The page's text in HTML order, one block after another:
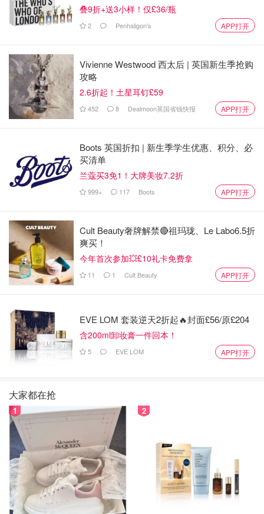
叠9折+送3小样！仅£36/瓶
2 Penhaligon's APP打开
Vivienne Westwood 西太后 | 英国新生季抢购
攻略
2.6折起！土星耳钉£59
452 8 Dealmoon英国省钱快报 APP打开
Boots 英国折扣 | 新生季学生优惠、积分、必
买清单
兰蔻买3免1！大牌美妆7.2折
999+ 117 Boots APP打开
Cult Beauty奢牌解禁🔴祖玛珑、Le Labo6.5折
爽买！
今年首次参加💥£10礼卡免费拿
11 1 Cult Beauty APP打开
EVE LOM 套装逆天2折起🔥封面£56/原£204
含200ml卸妆膏一件回本！
5 EVE LOM APP打开
大家都在抢
1 2